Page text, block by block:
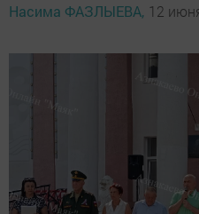
Насима ФАЗЛЫЕВА, 12